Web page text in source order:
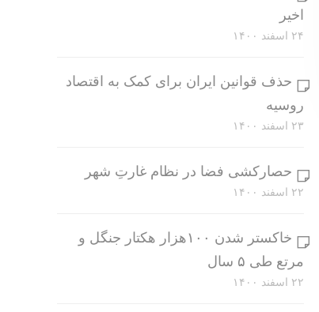
اخیر
۲۴ اسفند ۱۴۰۰
حذف قوانین ایران برای کمک به اقتصاد
روسیه
۲۳ اسفند ۱۴۰۰
حصارکشی فضا در نظام غارتِ شهر
۲۲ اسفند ۱۴۰۰
خاکستر شدن ۱۰۰هزار هکتار جنگل و
مرتع طی ۵ سال
۲۲ اسفند ۱۴۰۰